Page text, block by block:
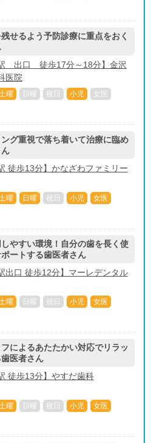
せるよう予防診療に重点をおく
駅 出口 徒歩17分～18分】金沢
医院
曜 日曜 祝日 小児
女医
グ重視で落ち着いて治療に臨め
徒歩13分】かなざわファミリー
土曜 日曜 祝日 小児
女医
やすい環境！自分の歯を長く使
ートする歯医者さん
出口 徒歩12分】マーレデンタル
曜 日曜 祝日 小児
女医
によるあたたかい対応でリラッ
医者さん
徒歩13分】やすだ歯科
曜 日曜 祝日 小児
女医